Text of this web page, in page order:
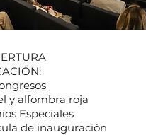
y alfombra roja
Especiales
de inauguración